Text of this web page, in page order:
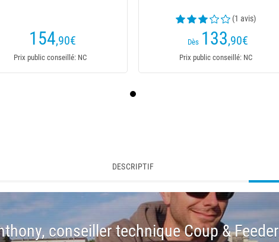
154,90€
Prix public conseillé: NC
(1 avis)
Dès 133,90€
Prix public conseillé: NC
DESCRIPTIF
conseiller technique Coup & Feeder